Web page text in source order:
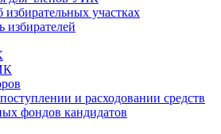
избирательных участках
избирателей
и расходовании средств
фондов кандидатов